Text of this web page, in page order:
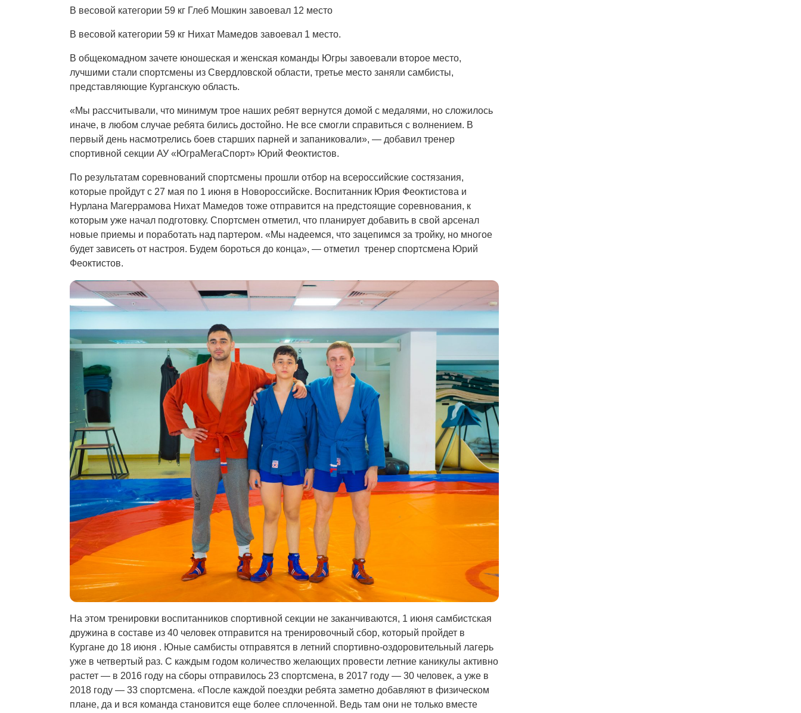
В весовой категории 59 кг Глеб Мошкин завоевал 12 место
В весовой категории 59 кг Нихат Мамедов завоевал 1 место.
В общекомадном зачете юношеская и женская команды Югры завоевали второе место,
лучшими стали спортсмены из Свердловской области, третье место заняли самбисты,
представляющие Курганскую область.
«Мы рассчитывали, что минимум трое наших ребят вернутся домой с медалями, но сложилось
иначе, в любом случае ребята бились достойно. Не все смогли справиться с волнением. В
первый день насмотрелись боев старших парней и запаниковали», — добавил тренер
спортивной секции АУ «ЮграМегаСпорт» Юрий Феоктистов.
По результатам соревнований спортсмены прошли отбор на всероссийские состязания,
которые пройдут с 27 мая по 1 июня в Новороссийске. Воспитанник Юрия Феоктистова и
Нурлана Магеррамова Нихат Мамедов тоже отправится на предстоящие соревнования, к
которым уже начал подготовку. Спортсмен отметил, что планирует добавить в свой арсенал
новые приемы и поработать над партером. «Мы надеемся, что зацепимся за тройку, но многое
будет зависеть от настроя. Будем бороться до конца», — отметил тренер спортсмена Юрий
Феоктистов.
На этом тренировки воспитанников спортивной секции не заканчиваются, 1 июня самбистская
дружина в составе из 40 человек отправится на тренировочный сбор, который пройдет в
Кургане до 18 июня . Юные самбисты отправятся в летний спортивно-оздоровительный лагерь
уже в четвертый раз. С каждым годом количество желающих провести летние каникулы активно
растет — в 2016 году на сборы отправилось 23 спортсмена, в 2017 году — 30 человек, а уже в
2018 году — 33 спортсмена. «После каждой поездки ребята заметно добавляют в физическом
плане, да и вся команда становится еще более сплоченной. Ведь там они не только вместе